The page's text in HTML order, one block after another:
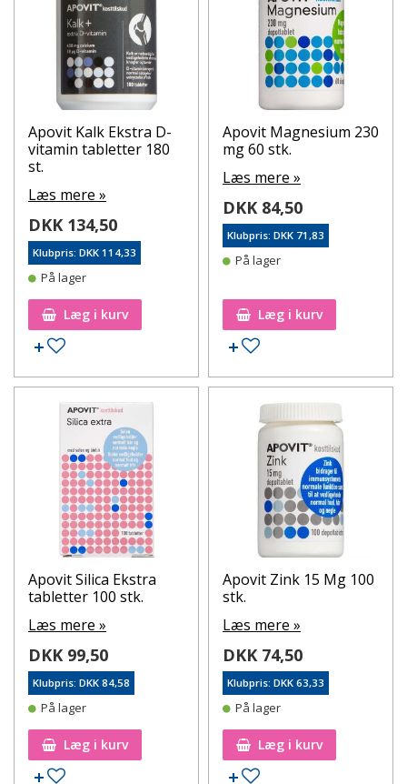
Apovit Kalk Ekstra D-
vitamin tabletter 180
st.
Læs mere »
DKK 134,50
Klubpris: DKK 114,33
På lager
Læg i kurv
Tilføj til ønskeseddel
Apovit Magnesium 230
mg 60 stk.
Læs mere »
DKK 84,50
Klubpris: DKK 71,83
På lager
Læg i kurv
Tilføj til ønskeseddel
Apovit Silica Ekstra
tabletter 100 stk.
Læs mere »
DKK 99,50
Klubpris: DKK 84,58
På lager
Læg i kurv
Tilføj til ønskeseddel
Apovit Zink 15 Mg 100
stk.
Læs mere »
DKK 74,50
Klubpris: DKK 63,33
På lager
Læg i kurv
Tilføj til ønskeseddel